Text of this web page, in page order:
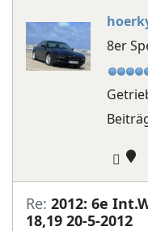
8er
Re: 2012: 6e
18,19 20-5-2012